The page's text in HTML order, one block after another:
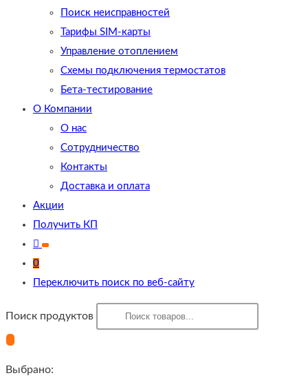
Поиск неисправностей
Тарифы SIM-карты
Управление отоплением
Схемы подключения термостатов
Бета-тестирование
О Компании
О нас
Сотрудничество
Контакты
Доставка и оплата
Акции
Получить КП
0
Переключить поиск по веб-сайту
Поиск продуктов
Выбрано: